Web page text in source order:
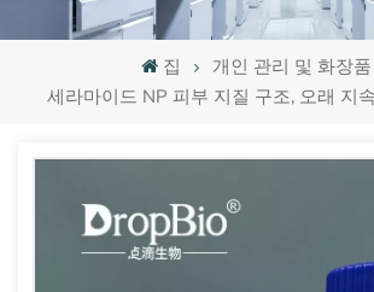
집
개인 관리 및 화장품
세라마이드 NP 피부 지질 구조, 오래 지